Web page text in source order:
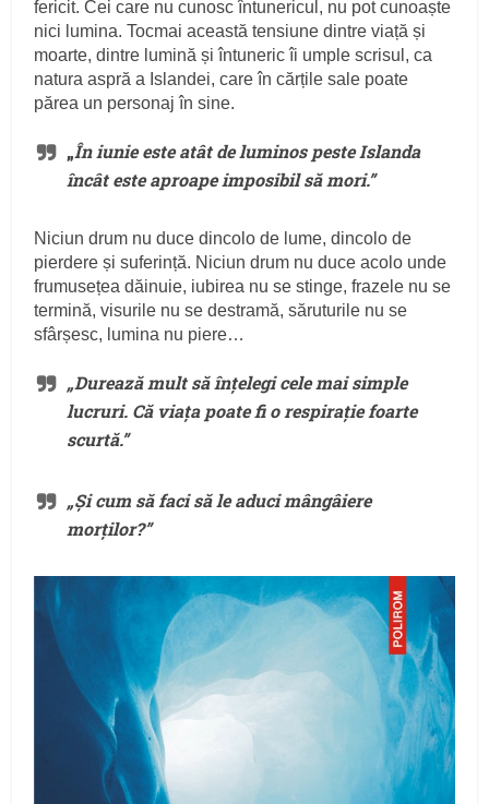
fericit. Cei care nu cunosc întunericul, nu pot cunoaște
nici lumina. Tocmai această tensiune dintre viață și
moarte, dintre lumină și întuneric îi umple scrisul, ca
natura aspră a Islandei, care în cărțile sale poate
părea un personaj în sine.
„În iunie este atât de luminos peste Islanda
încât este aproape imposibil să mori.”
Niciun drum nu duce dincolo de lume, dincolo de
pierdere și suferință. Niciun drum nu duce acolo unde
frumusețea dăinuie, iubirea nu se stinge, frazele nu se
termină, visurile nu se destramă, săruturile nu se
sfârșesc, lumina nu piere…
„Durează mult să înțelegi cele mai simple
lucruri. Că viața poate fi o respirație foarte
scurtă.”
„Și cum să faci să le aduci mângâiere
morților?”